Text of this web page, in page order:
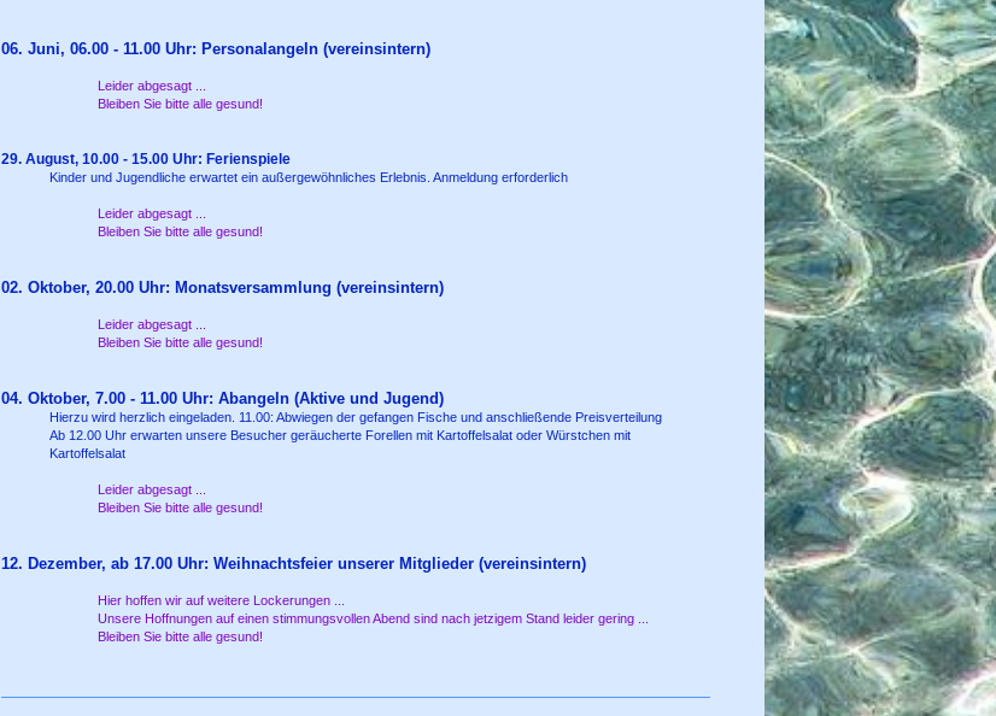
06. Juni, 06.00 - 11.00 Uhr: Personalangeln (vereinsintern)
Leider abgesagt ...
Bleiben Sie bitte alle gesund!
29. August, 10.00 - 15.00 Uhr: Ferienspiele
Kinder und Jugendliche erwartet ein außergewöhnliches Erlebnis. Anmeldung erforderlich
Leider abgesagt ...
Bleiben Sie bitte alle gesund!
02. Oktober, 20.00 Uhr: Monatsversammlung (vereinsintern)
Leider abgesagt ...
Bleiben Sie bitte alle gesund!
04. Oktober, 7.00 - 11.00 Uhr: Abangeln (Aktive und Jugend)
Hierzu wird herzlich eingeladen. 11.00: Abwiegen der gefangen Fische und anschließende Preisverteilung
Ab 12.00 Uhr erwarten unsere Besucher geräucherte Forellen mit Kartoffelsalat oder Würstchen mit
Kartoffelsalat
Leider abgesagt ...
Bleiben Sie bitte alle gesund!
12. Dezember, ab 17.00 Uhr: Weihnachtsfeier unserer Mitglieder (vereinsintern)
Hier hoffen wir auf weitere Lockerungen ...
Unsere Hoffnungen auf einen stimmungsvollen Abend sind nach jetzigem Stand leider gering ...
Bleiben Sie bitte alle gesund!